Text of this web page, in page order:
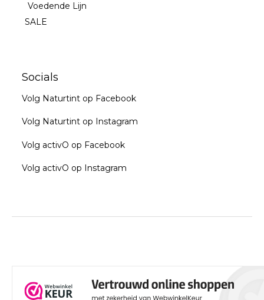
Voedende Lijn
SALE
Socials
Volg Naturtint op Facebook
Volg Naturtint op Instagram
Volg activO op Facebook
Volg activO op Instagram